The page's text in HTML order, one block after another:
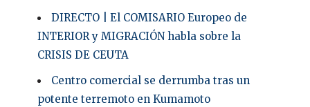
DIRECTO | El COMISARIO Europeo de
INTERIOR y MIGRACIÓN habla sobre la
CRISIS DE CEUTA
Centro comercial se derrumba tras un
potente terremoto en Kumamoto